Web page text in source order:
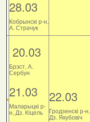
28.03
Кобрынскі р-н,
А. Страчук
20.03
Брэст, А.
Сербун
21.03
Маларыцкі р-
н, Дз. Кіцель
22.03
Гродзенскі р-н,
Дз. Якубовіч